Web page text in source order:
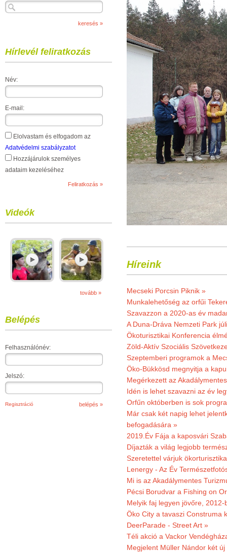
Hírlevél feliratkozás
Név:
E-mail:
Elolvastam és elfogadom az
Adatvédelmi szabályzatot
Hozzájárulok személyes
adataim kezeléséhez
Videók
tovább »
Belépés
Felhasználónév:
Jelszó:
Regisztráció
Híreink
Mecseki Porcsin Piknik »
Munkalehetőség az orfűi
Szavazzon a 2020-as év
A Duna-Dráva Nemzeti Park
Ökoturisztikai Konferencia
Zöld-Aktív Szociális
Szeptemberi programok a
Öko-Bükkösd megnyitja a
Megérkezett az
Idén is lehet szavazni az év
Orfűn októberben is sok
Már csak két napig lehet
befogadására »
2019.Év Fája a kaposvári
Díjazták a világ legjobb
Szeretettel várjuk
Lenergy - Az Év
Mi is az Akadálymentes
Pécsi Borudvar a Fishing on
Melyik faj legyen jövőre,
Öko City a tavaszi Construma
DeerParade - Street Art »
Téli akció a Vackor
Megjelent Müller Nándor két